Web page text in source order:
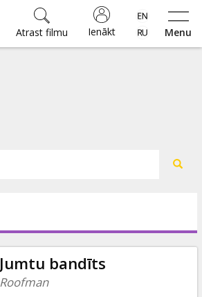
Menu
Ienākt
Atrast filmu
Jumtu bandīts
Roofman